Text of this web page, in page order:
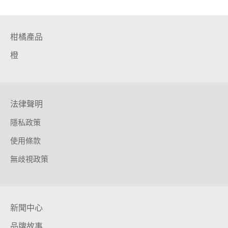
柑橘產品
橙
法律聲明
隱私政策
使用條款
無歧視政策
新聞中心